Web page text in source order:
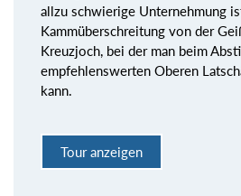
allzu schwierige Unternehmung
Kammüberschreitung von der
Kreuzjoch, bei der man beim
empfehlenswerten Oberen
kann.
Tour anzeigen